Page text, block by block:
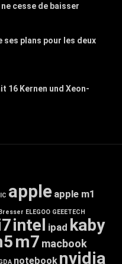
cesse de baisser
ses plans pour les deux
16 Kernen und Xeon-
apple apple m1
ELEGOO GEEETECH
intel ipad kaby
m7 macbook
notebook nvidia